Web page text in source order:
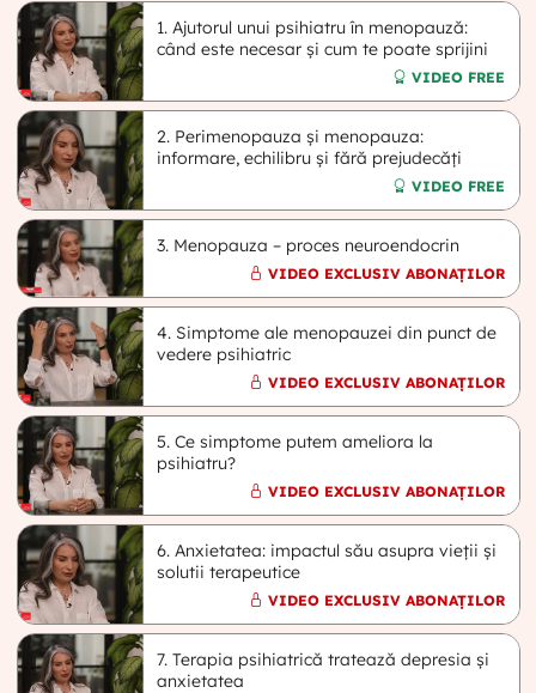
1. Ajutorul unui psihiatru în menopauză:
când este necesar și cum te poate sprijini
VIDEO FREE
2. Perimenopauza și menopauza:
informare, echilibru și fără prejudecăți
VIDEO FREE
3. Menopauza – proces neuroendocrin
VIDEO EXCLUSIV ABONAȚILOR
4. Simptome ale menopauzei din punct de
vedere psihiatric
VIDEO EXCLUSIV ABONAȚILOR
5. Ce simptome putem ameliora la
psihiatru?
VIDEO EXCLUSIV ABONAȚILOR
6. Anxietatea: impactul său asupra vieții și
solutii terapeutice
VIDEO EXCLUSIV ABONAȚILOR
7. Terapia psihiatrică tratează depresia și
anxietatea